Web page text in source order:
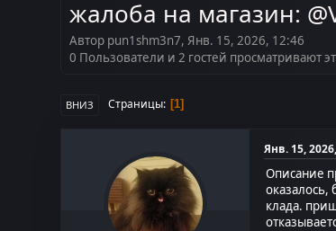
жалоба на магазин:
Автор pun1shm3n7, Янв. 15, 2026, 12:46
0 Пользователи и 2 гостей просматривают
ВНИЗ Страницы 1
Янв. 15,
Описание
оказалось,
клада.